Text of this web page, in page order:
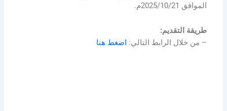
الموافق 2025/10/21م.
طريقة التقديم:
– من خلال الرابط التالي: اضغط هنا